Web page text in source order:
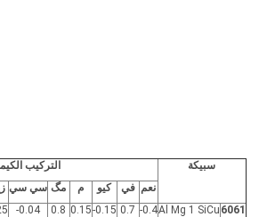
سبيكة
التركيب
نعم في كيو م مگ سي سي
6061
Al Mg 1 SiCu
0.4-
0.7
0.15-
0.15
0.8
0.04-